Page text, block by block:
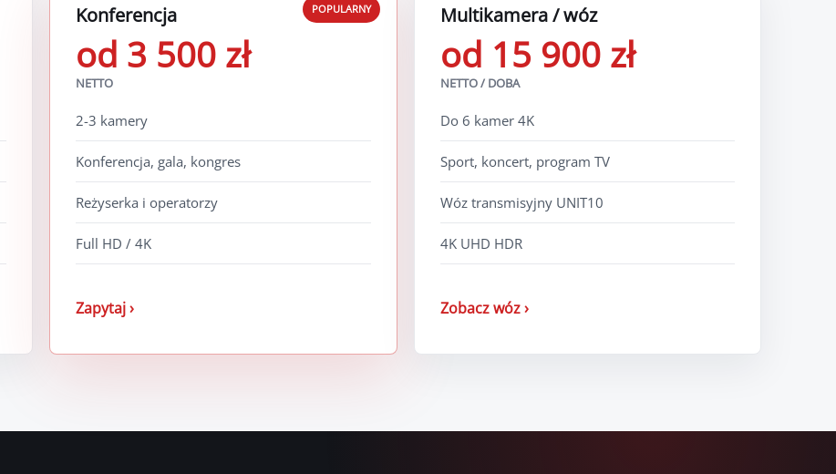
POPULARNY
Konferencja
od 3 500 zł
NETTO
2-3 kamery
Konferencja, gala, kongres
Reżyserka i operatorzy
Full HD / 4K
Zapytaj ›
Multikamera / wóz
od 15 900 zł
NETTO / DOBA
Do 6 kamer 4K
Sport, koncert, program TV
Wóz transmisyjny UNIT10
4K UHD HDR
Zobacz wóz ›